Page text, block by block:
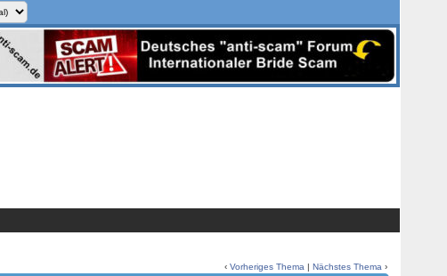
‹Vorheriges Thema |Nächstes Thema ›